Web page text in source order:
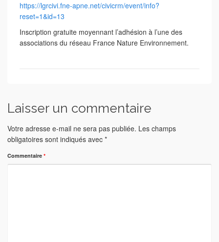
https://lgrcivi.fne-apne.net/civicrm/event/info?
reset=1&id=13
Inscription gratuite moyennant l’adhésion à l’une des
associations du réseau France Nature Environnement.
Laisser un commentaire
Votre adresse e-mail ne sera pas publiée. Les champs
obligatoires sont indiqués avec *
Commentaire *